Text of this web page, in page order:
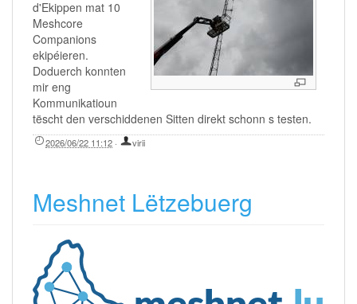
d'Ekippen mat 10
Meshcore
Companions
ekipéieren.
Doduerch konnten
mir eng
Kommunikatioun
tëscht den verschiddenen Sitten direkt schonn s testen.
2026/06/22 11:12 · virii
Meshnet Lëtzebuerg